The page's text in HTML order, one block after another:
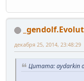
декабря 25, 2014, 23:48:29
Цитата: aydarkin